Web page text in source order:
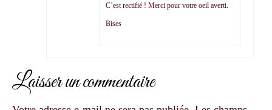
C’est rectifié ! Merci pour votre oeil averti.
Bises
Laisser un commentaire